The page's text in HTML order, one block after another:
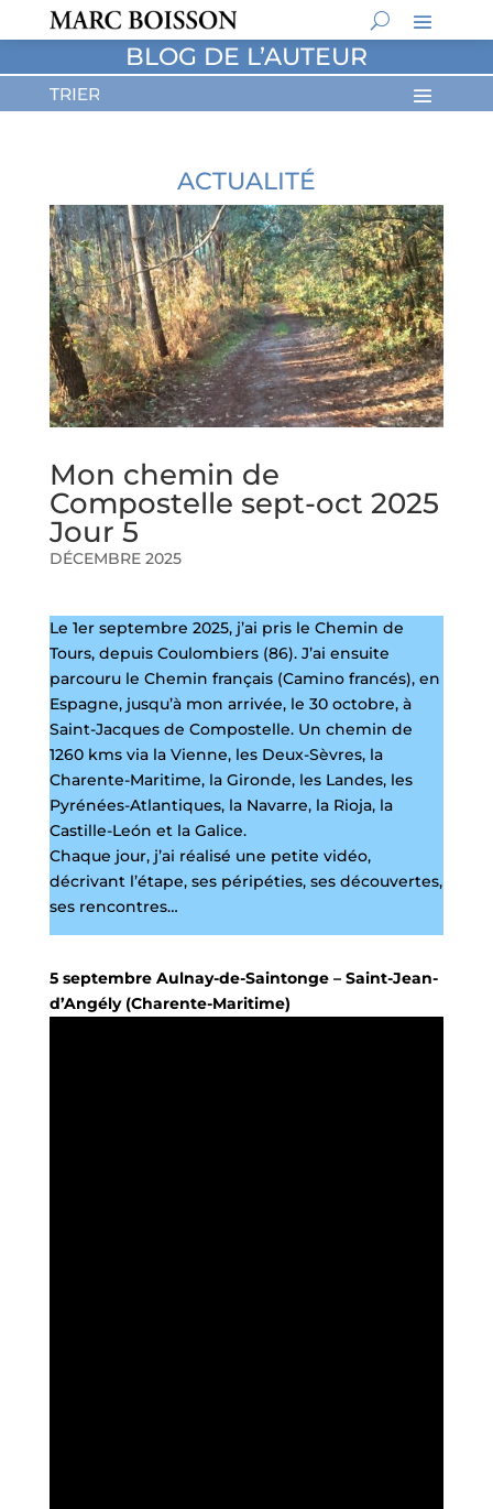
BLOG DE L’AUTEUR
ACTUALITÉ
Mon chemin de
Compostelle sept-oct 2025
Jour 5
DÉCEMBRE 2025
Le 1er septembre 2025, j’ai pris le Chemin de
Tours, depuis Coulombiers (86). J’ai ensuite
parcouru le Chemin français (Camino francés), en
Espagne, jusqu’à mon arrivée, le 30 octobre, à
Saint-Jacques de Compostelle. Un chemin de
1260 kms via la Vienne, les Deux-Sèvres, la
Charente-Maritime, la Gironde, les Landes, les
Pyrénées-Atlantiques, la Navarre, la Rioja, la
Castille-León et la Galice.
Chaque jour, j’ai réalisé une petite vidéo,
décrivant l’étape, ses péripéties, ses découvertes,
ses rencontres…
5 septembre Aulnay-de-Saintonge – Saint-Jean-
d’Angély (Charente-Maritime)